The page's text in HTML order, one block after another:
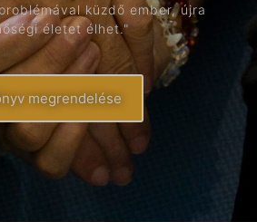
küzdő ember, újra
életet élhet."
megrendelése